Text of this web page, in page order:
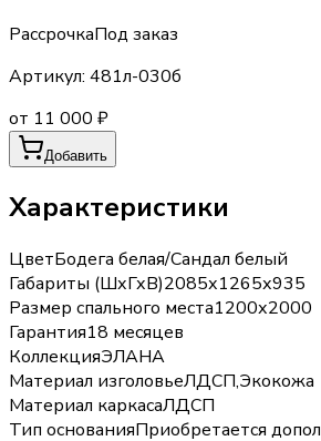
РассрочкаПод заказ
Артикул: 481л-030б
от 11 000 ₽
Добавить
Характеристики
ЦветБодега белая/Сандал белый
Габариты (ШхГхВ)2085х1265х935
Размер спального места1200х2000
Гарантия18 месяцев
КоллекцияЭЛАНА
Материал изголовьеЛДСП,Экокожа
Материал каркасаЛДСП
Тип основанияПриобретается